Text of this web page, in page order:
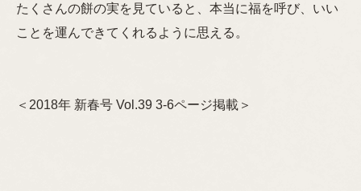
たくさんの餅の実を見ていると、本当に福を呼び、いい
ことを運んできてくれるように思える。
＜2018年 新春号 Vol.39 3-6ページ掲載＞